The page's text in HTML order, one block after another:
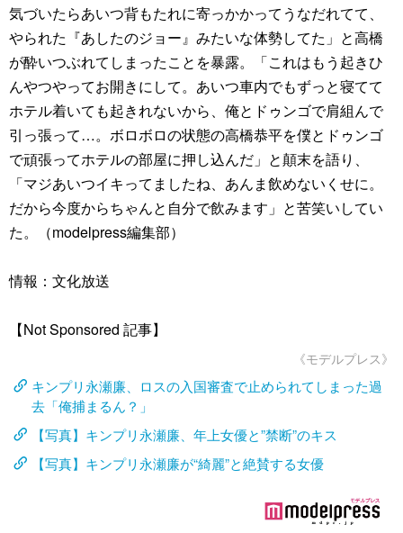
気づいたらあいつ背もたれに寄っかかってうなだれてて、
やられた『あしたのジョー』みたいな体勢してた」と高橋
が酔いつぶれてしまったことを暴露。「これはもう起きひ
んやつやってお開きにして。あいつ車内でもずっと寝てて
ホテル着いても起きれないから、俺とドゥンゴで肩組んで
引っ張って…。ボロボロの状態の高橋恭平を僕とドゥンゴ
で頑張ってホテルの部屋に押し込んだ」と顛末を語り、
「マジあいつイキってましたね、あんま飲めないくせに。
だから今度からちゃんと自分で飲みます」と苦笑いしてい
た。（modelpress編集部）
情報：文化放送
【Not Sponsored 記事】
《モデルプレス》
キンプリ永瀬廉、ロスの入国審査で止められてしまった過
去「俺捕まるん？」
【写真】キンプリ永瀬廉、年上女優と”禁断”のキス
【写真】キンプリ永瀬廉が“綺麗”と絶賛する女優